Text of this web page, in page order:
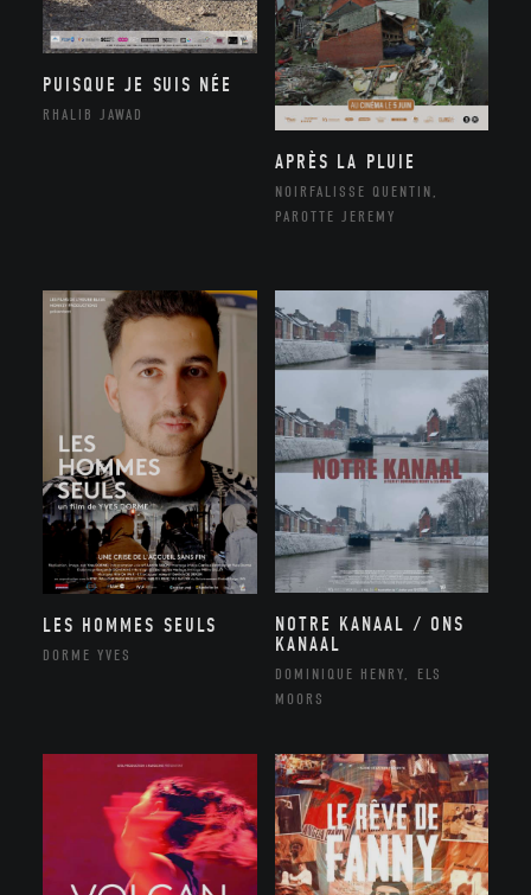
PUISQUE JE SUIS NÉE
RHALIB JAWAD
APRÈS LA PLUIE
NOIRFALISSE QUENTIN,
PAROTTE JEREMY
LES HOMMES SEULS
DORME YVES
NOTRE KANAAL / ONS
KANAAL
DOMINIQUE HENRY, ELS
MOORS